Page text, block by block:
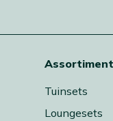
Assortiment
Tuinsets
Loungesets